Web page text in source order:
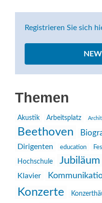
Registrieren Sie sich
Themen
Akustik Arbeitsplatz
Beethoven
Dirigenten education
Hochschule Jubiläum
Klavier
Konzerte